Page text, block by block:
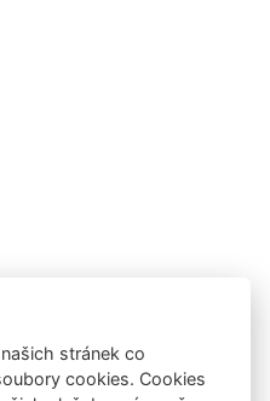
stránek co
cookies. Cookies